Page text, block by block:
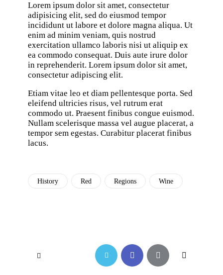
Lorem ipsum dolor sit amet, consectetur
adipisicing elit, sed do eiusmod tempor
incididunt ut labore et dolore magna aliqua. Ut
enim ad minim veniam, quis nostrud
exercitation ullamco laboris nisi ut aliquip ex
ea commodo consequat. Duis aute irure dolor
in reprehenderit. Lorem ipsum dolor sit amet,
consectetur adipiscing elit.
Etiam vitae leo et diam pellentesque porta. Sed
eleifend ultricies risus, vel rutrum erat
commodo ut. Praesent finibus congue euismod.
Nullam scelerisque massa vel augue placerat, a
tempor sem egestas. Curabitur placerat finibus
lacus.
History Red Regions Wine